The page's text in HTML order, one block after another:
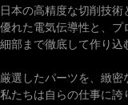
日本の高精度な切削技
優れた電気伝導性と、プ
細部まで徹底して作り
厳選したパーツを、緻密
私たちは自らの仕事に誇